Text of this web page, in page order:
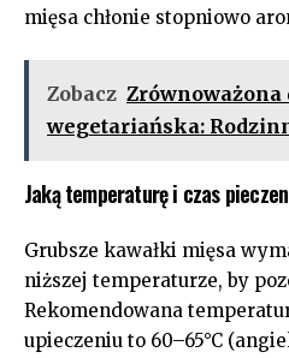
mięsa chłonie stopniowo
Zobacz Zrównoważona
wegetariańska:
Jaką temperaturę i czas
Grubsze kawałki mięsa
niższej temperaturze, by
Rekomendowana
upieczeniu to 60–65°C